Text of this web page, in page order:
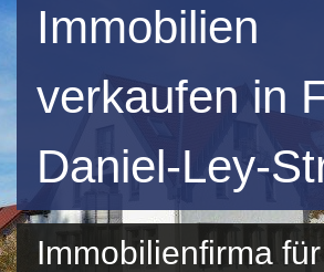
Immobilien
verkaufen in
Daniel-Ley-
Immobilienfirma